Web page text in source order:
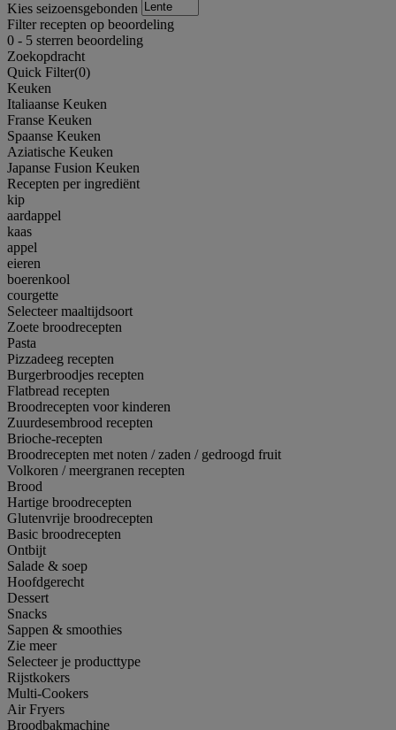
Kies seizoensgebonden
Filter recepten op beoordeling
0 - 5 sterren beoordeling
Zoekopdracht
Quick Filter(0)
Keuken
Italiaanse Keuken
Franse Keuken
Spaanse Keuken
Aziatische Keuken
Japanse Fusion Keuken
Recepten per ingrediënt
kip
aardappel
kaas
appel
eieren
boerenkool
courgette
Selecteer maaltijdsoort
Zoete broodrecepten
Pasta
Pizzadeeg recepten
Burgerbroodjes recepten
Flatbread recepten
Broodrecepten voor kinderen
Zuurdesembrood recepten
Brioche-recepten
Broodrecepten met noten / zaden / gedroogd fruit
Volkoren / meergranen recepten
Brood
Hartige broodrecepten
Glutenvrije broodrecepten
Basic broodrecepten
Ontbijt
Salade & soep
Hoofdgerecht
Dessert
Snacks
Sappen & smoothies
Zie meer
Selecteer je producttype
Rijstkokers
Multi-Cookers
Air Fryers
Broodbakmachine